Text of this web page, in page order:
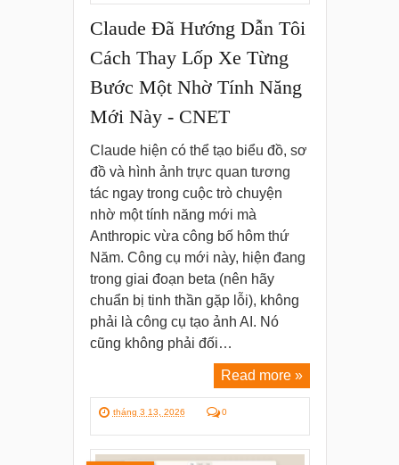
Claude Đã Hướng Dẫn Tôi
Cách Thay Lốp Xe Từng
Bước Một Nhờ Tính Năng
Mới Này - CNET
Claude hiện có thể tạo biểu đồ, sơ
đồ và hình ảnh trực quan tương
tác ngay trong cuộc trò chuyện
nhờ một tính năng mới mà
Anthropic vừa công bố hôm thứ
Năm. Công cụ mới này, hiện đang
trong giai đoạn beta (nên hãy
chuẩn bị tinh thần gặp lỗi), không
phải là công cụ tạo ảnh AI. Nó
cũng không phải đối…
Read more »
tháng 3 13, 2026 0